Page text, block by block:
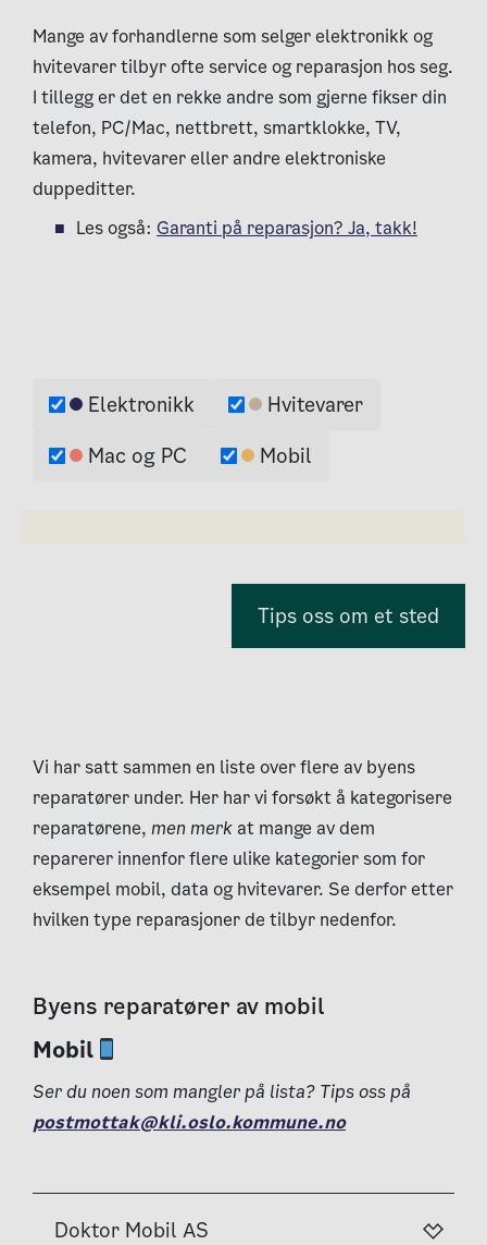
Mange av forhandlerne som selger elektronikk og
hvitevarer tilbyr ofte service og reparasjon hos seg.
I tillegg er det en rekke andre som gjerne fikser din
telefon, PC/Mac, nettbrett, smartklokke, TV,
kamera, hvitevarer eller andre elektroniske
duppeditter.
Les også: Garanti på reparasjon? Ja, takk!
Elektronikk
Hvitevarer
Mac og PC
Mobil
Elektronikk
Tips oss om et sted
Vi har satt sammen en liste over flere av byens
reparatører under. Her har vi forsøkt å kategorisere
reparatørene, men merk at mange av dem
reparerer innenfor flere ulike kategorier som for
eksempel mobil, data og hvitevarer. Se derfor etter
hvilken type reparasjoner de tilbyr nedenfor.
Byens reparatører av mobil
Mobil
Ser du noen som mangler på lista? Tips oss på
postmottak@kli.oslo.kommune.no
Doktor Mobil AS